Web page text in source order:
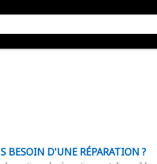
BESOIN D'UNE RÉPARATION ?